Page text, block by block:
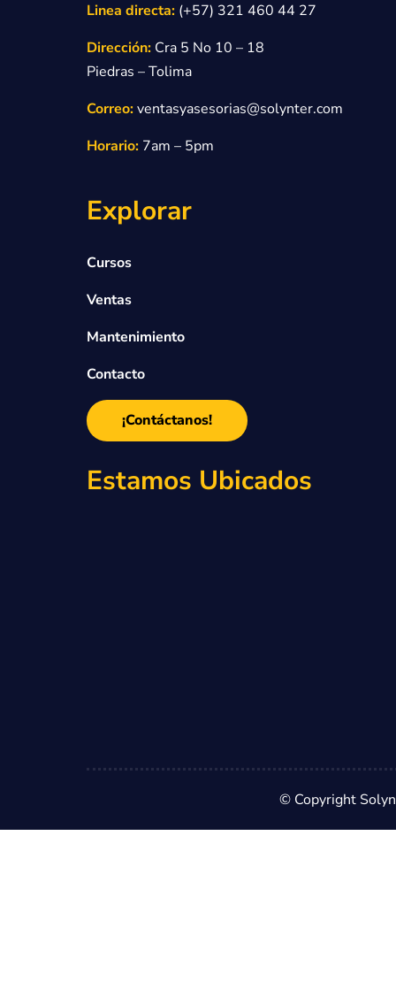
Linea directa: (+57) 321 460 44 27
Dirección: Cra 5 No 10 – 18
Piedras – Tolima
Correo:ventasyasesorias@solynter.com
Horario: 7am – 5pm
Explorar
Cursos
Ventas
Mantenimiento
Contacto
¡Contáctanos!
Estamos Ubicados
© Copyright